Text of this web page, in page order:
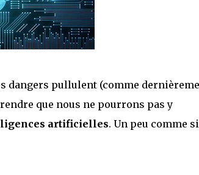
dangers pullulent (comme
que nous ne pourrons pas y
artificielles. Un peu comme si